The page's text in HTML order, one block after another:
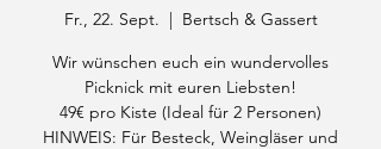
Fr., 22. Sept.
  |
Bertsch & Gassert
Wir wünschen euch ein wundervolles
Picknick mit euren Liebsten!
49€ pro Kiste (Ideal für 2 Personen)
HINWEIS: Für Besteck, Weingläser und